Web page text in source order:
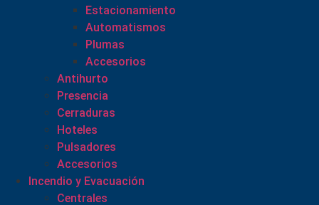
Estacionamiento
Automatismos
Plumas
Accesorios
Antihurto
Presencia
Cerraduras
Hoteles
Pulsadores
Accesorios
Incendio y Evacuación
Centrales